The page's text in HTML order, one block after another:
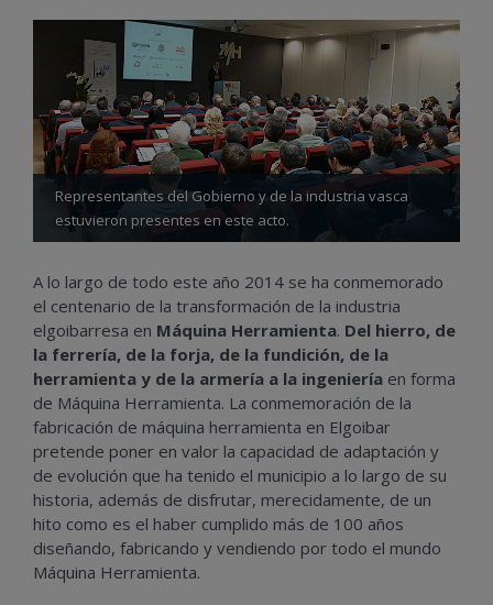
Representantes del Gobierno y de la industria vasca
estuvieron presentes en este acto.
A lo largo de todo este año 2014 se ha conmemorado
el centenario de la transformación de la industria
elgoibarresa en Máquina Herramienta. Del hierro, de
la ferrería, de la forja, de la fundición, de la
herramienta y de la armería a la ingeniería en forma
de Máquina Herramienta. La conmemoración de la
fabricación de máquina herramienta en Elgoibar
pretende poner en valor la capacidad de adaptación y
de evolución que ha tenido el municipio a lo largo de su
historia, además de disfrutar, merecidamente, de un
hito como es el haber cumplido más de 100 años
diseñando, fabricando y vendiendo por todo el mundo
Máquina Herramienta.